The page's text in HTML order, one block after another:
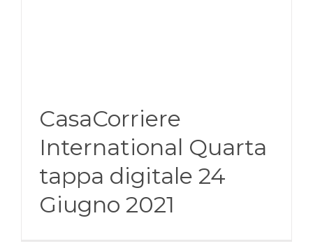
CasaCorriere
International Quarta
tappa digitale 24
Giugno 2021